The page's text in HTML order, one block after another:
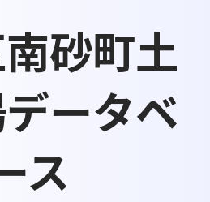
砂町土
ータベ
ス